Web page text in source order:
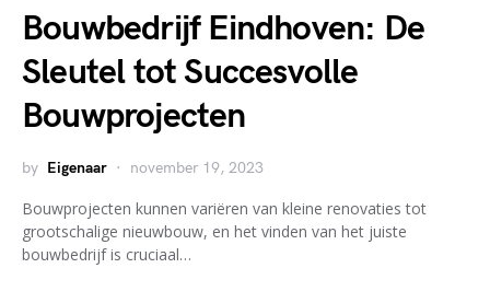
Bouwbedrijf Eindhoven: De
Sleutel tot Succesvolle
Bouwprojecten
by Eigenaar november 19, 2023
Bouwprojecten kunnen variëren van kleine renovaties tot
grootschalige nieuwbouw, en het vinden van het juiste
bouwbedrijf is cruciaal…